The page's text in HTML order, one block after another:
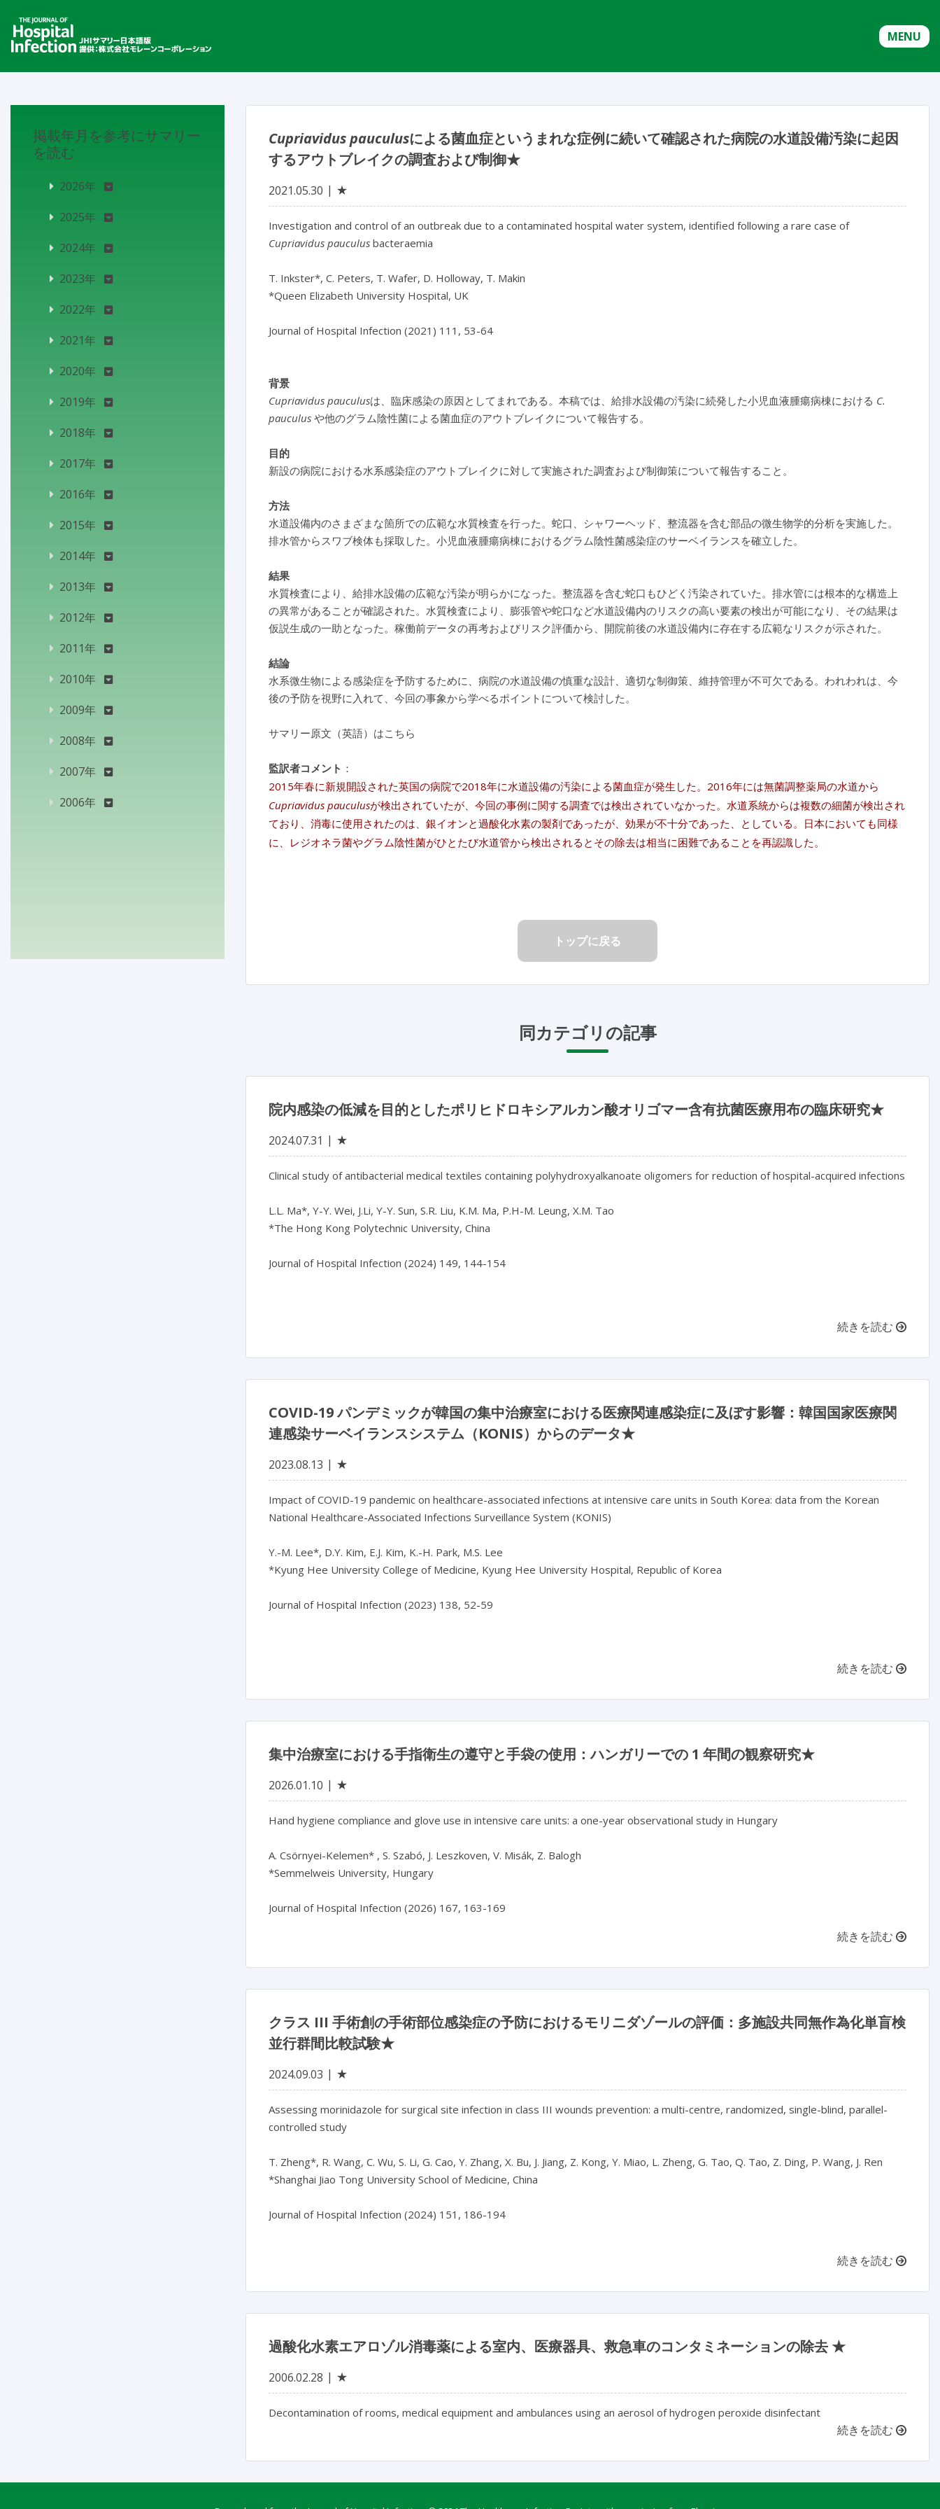
MENU
Cupriavidus pauculusによる菌血症というまれな症例に続いて確認された病院の水道設備汚染に起因
するアウトブレイクの調査および制御★
2021.05.30 ★
Investigation and control of an outbreak due to a contaminated hospital water system, identified following a rare case of
Cupriavidus pauculus bacteraemia
T. Inkster*, C. Peters, T. Wafer, D. Holloway, T. Makin
*Queen Elizabeth University Hospital, UK
Journal of Hospital Infection (2021) 111, 53-64
背景
Cupriavidus pauculusは、臨床感染の原因としてまれである。本稿では、給排水設備の汚染に続発した小児血液腫瘍病棟における C.
pauculus や他のグラム陰性菌による菌血症のアウトブレイクについて報告する。
目的
新設の病院における水系感染症のアウトブレイクに対して実施された調査および制御策について報告すること。
方法
水道設備内のさまざまな箇所での広範な水質検査を行った。蛇口、シャワーヘッド、整流器を含む部品の微生物学的分析を実施した。
排水管からスワブ検体も採取した。小児血液腫瘍病棟におけるグラム陰性菌感染症のサーベイランスを確立した。
結果
水質検査により、給排水設備の広範な汚染が明らかになった。整流器を含む蛇口もひどく汚染されていた。排水管には根本的な構造上
の異常があることが確認された。水質検査により、膨張管や蛇口など水道設備内のリスクの高い要素の検出が可能になり、その結果は
仮説生成の一助となった。稼働前データの再考およびリスク評価から、開院前後の水道設備内に存在する広範なリスクが示された。
結論
水系微生物による感染症を予防するために、病院の水道設備の慎重な設計、適切な制御策、維持管理が不可欠である。われわれは、今
後の予防を視野に入れて、今回の事象から学べるポイントについて検討した。
サマリー原文（英語）はこちら
監訳者コメント ：
2015年春に新規開設された英国の病院で2018年に水道設備の汚染による菌血症が発生した。2016年には無菌調整薬局の水道から
Cupriavidus pauculusが検出されていたが、今回の事例に関する調査では検出されていなかった。水道系統からは複数の細菌が検出され
ており、消毒に使用されたのは、銀イオンと過酸化水素の製剤であったが、効果が不十分であった、としている。日本においても同様
に、レジオネラ菌やグラム陰性菌がひとたび水道管から検出されるとその除去は相当に困難であることを再認識した。
トップに戻る
同カテゴリの記事
院内感染の低減を目的としたポリヒドロキシアルカン酸オリゴマー含有抗菌医療用布の臨床研究★
2024.07.31 ★
Clinical study of antibacterial medical textiles containing polyhydroxyalkanoate oligomers for reduction of hospital-acquired infections
L.L. Ma*, Y-Y. Wei, J.Li, Y-Y. Sun, S.R. Liu, K.M. Ma, P.H-M. Leung, X.M. Tao
*The Hong Kong Polytechnic University, China
Journal of Hospital Infection (2024) 149, 144-154
続きを読む
COVID-19 パンデミックが韓国の集中治療室における医療関連感染症に及ぼす影響：韓国国家医療関
連感染サーベイランスシステム（KONIS）からのデータ★
2023.08.13 ★
Impact of COVID-19 pandemic on healthcare-associated infections at intensive care units in South Korea: data from the Korean
National Healthcare-Associated Infections Surveillance System (KONIS)
Y.-M. Lee*, D.Y. Kim, E.J. Kim, K.-H. Park, M.S. Lee
*Kyung Hee University College of Medicine, Kyung Hee University Hospital, Republic of Korea
Journal of Hospital Infection (2023) 138, 52-59
続きを読む
集中治療室における手指衛生の遵守と手袋の使用：ハンガリーでの 1 年間の観察研究★
2026.01.10 ★
Hand hygiene compliance and glove use in intensive care units: a one-year observational study in Hungary
A. Csörnyei-Kelemen* , S. Szabó, J. Leszkoven, V. Misák, Z. Balogh
*Semmelweis University, Hungary
Journal of Hospital Infection (2026) 167, 163-169
続きを読む
クラス III 手術創の手術部位感染症の予防におけるモリニダゾールの評価：多施設共同無作為化単盲検
並行群間比較試験★
2024.09.03 ★
Assessing morinidazole for surgical site infection in class III wounds prevention: a multi-centre, randomized, single-blind, parallel-
controlled study
T. Zheng*, R. Wang, C. Wu, S. Li, G. Cao, Y. Zhang, X. Bu, J. Jiang, Z. Kong, Y. Miao, L. Zheng, G. Tao, Q. Tao, Z. Ding, P. Wang, J. Ren
*Shanghai Jiao Tong University School of Medicine, China
Journal of Hospital Infection (2024) 151, 186-194
続きを読む
過酸化水素エアロゾル消毒薬による室内、医療器具、救急車のコンタミネーションの除去 ★
2006.02.28 ★
Decontamination of rooms, medical equipment and ambulances using an aerosol of hydrogen peroxide disinfectant
続きを読む
掲載年月を参考にサマリー
を読む
2026年
2025年
2024年
2023年
2022年
2021年
2020年
2019年
2018年
2017年
2016年
2015年
2014年
2013年
2012年
2011年
2010年
2009年
2008年
2007年
2006年